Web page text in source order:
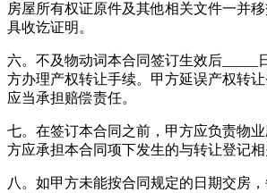
房屋所有权证原件及其他相关文件一并
具收讫证明。
六。不及物动词本合同签订生效后_____
方办理产权转让手续。甲方延误产权转让
应当承担赔偿责任。
七。在签订本合同之前，甲方应负责物业
方应承担本合同项下发生的与转让登记相
八。如甲方未能按合同规定的日期交房